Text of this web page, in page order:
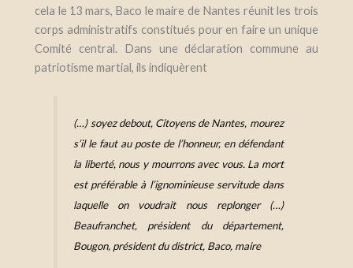
cela le 13 mars, Baco le maire de Nantes réunit les trois
corps administratifs constitués pour en faire un unique
Comité central. Dans une déclaration commune au
patriotisme martial, ils indiquèrent
(…) soyez debout, Citoyens de Nantes, mourez
s’il le faut au poste de l’honneur, en défendant
la liberté, nous y mourrons avec vous. La mort
est préférable à l’ignominieuse servitude dans
laquelle on voudrait nous replonger (…)
Beaufranchet, président du département,
Bougon, président du district, Baco, maire